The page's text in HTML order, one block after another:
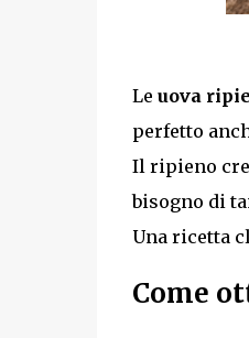
Le uova
perfetto
Il ripieno
bisogno di
Una ricetta
Come